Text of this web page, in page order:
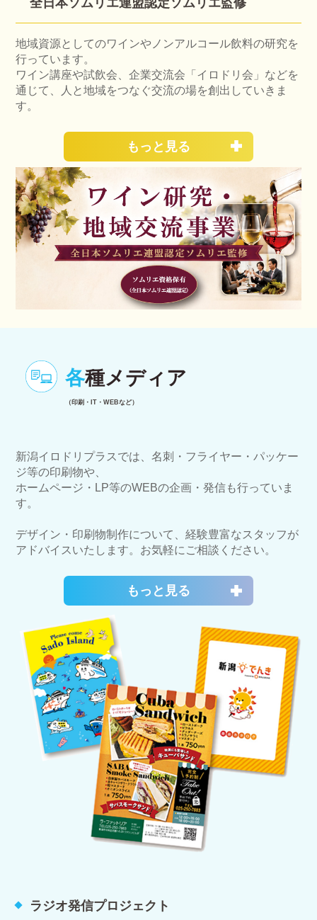
地域資源としてのワインやノンアルコール飲料の研究を
行っています。
ワイン講座や試飲会、企業交流会「イロドリ会」などを
通じて、人と地域をつなぐ交流の場を創出していきま
す。
もっと見る
各種メディア
（印刷・IT・WEBなど）
新潟イロドリプラスでは、名刺・フライヤー・パッケー
ジ等の印刷物や、
ホームページ・LP等のWEBの企画・発信も行っていま
す。
デザイン・印刷物制作について、経験豊富なスタッフが
アドバイスいたします。お気軽にご相談ください。
もっと見る
ラジオ発信プロジェクト